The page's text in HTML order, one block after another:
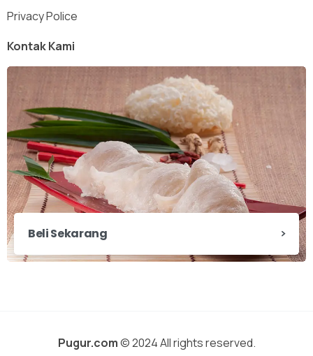
Privacy Police
Kontak Kami
Beli Sekarang
Pugur.com© 2024 All rights reserved.